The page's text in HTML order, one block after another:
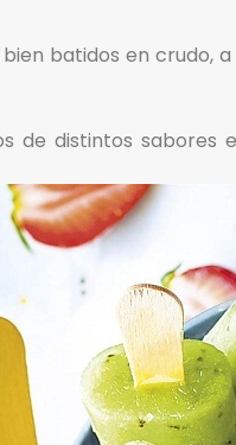
batidos en crudo,
de distintos sabores